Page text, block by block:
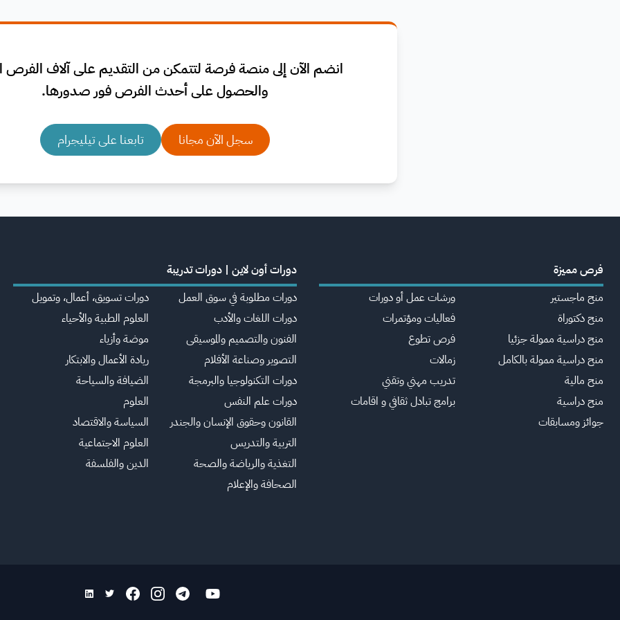
انضم الآن إلى منصة فرصة لتتمكن من التقديم على آلاف الفرص
والحصول على أحدث الفرص فور صدورها.
سجل الآن مجانا تابعنا على تيليجرام
فرص مميزة
منح ماجستير
منح دكتوراة
منح دراسية ممولة جزئيا
منح دراسية ممولة بالكامل
منح مالية
منح دراسية
جوائز ومسابقات
ورشات عمل أو دورات
فعاليات ومؤتمرات
فرص تطوع
زمالات
تدريب مهني وتقني
برامج تبادل ثقافي و اقامات
دورات أون لاين | دورات تدريبة
دورات مطلوبة في سوق العمل
دورات اللغات والأدب
الفنون والتصميم والموسيقى
التصوير وصناعة الأفلام
دورات التكنولوجيا والبرمجة
دورات علم النفس
القانون وحقوق الإنسان والجندر
التربية والتدريس
التغذية والرياضة والصحة
الصحافة والإعلام
دورات تسويق، أعمال، وتمويل
العلوم الطبية والأحياء
موضة وأزياء
ريادة الأعمال والابتكار
الضيافة والسياحة
العلوم
السياسة والاقتصاد
العلوم الاجتماعية
الدين والفلسفة